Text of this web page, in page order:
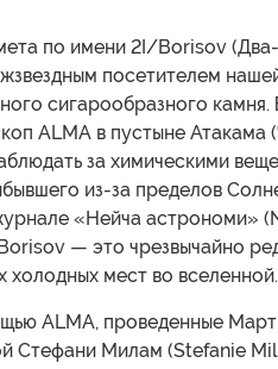
по имени 2I/Borisov
посетителем
сигарообразного
ALMA в пустыне Атакама
за химическими
из-за пределов
«Нейча астрономи»
— это чрезвычайно
холодных мест во вселенной.
ALMA, проведенные
Стефани Милам (Stefanie